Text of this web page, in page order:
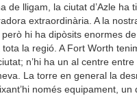
de lligam, la ciutat d’Azle ha
extraordinària. A la
hi ha dipòsits enormes
la regió. A Fort Worth
n’hi ha un al centre entre
La torre en general la
només equipament, un